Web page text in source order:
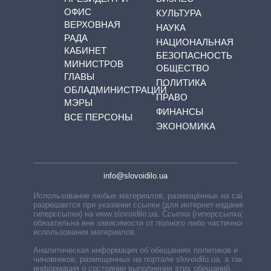
ОФИС
ВЕРХОВНАЯ
РАДА
КАБИНЕТ
МИНИСТРОВ
ГЛАВЫ
ОБЛАДМИНИСТРАЦИЙ
МЭРЫ
ВСЕ ПЕРСОНЫ
КУЛЬТУРА
НАУКА
НАЦИОНАЛЬНАЯ
БЕЗОПАСНОСТЬ
ОБЩЕСТВО
ПОЛИТИКА
ПРАВО
ФИНАНСЫ
ЭКОНОМИКА
info@slovoidilo.ua
Использование любых материалов, размещённых на сайте,
разрешается при указании ссылки (для интернет-изданий —
гиперссылки) на www.slovoidilo.ua. Ссылка (гиперссылка)
обязательна вне зависимости от полного либо частичного
использования материалов.
Аналитическая информация об обещаниях политиков и
чиновников, размещенных на портале slovoidilo.ua, а также
информация о состоянии выполнения этих обещаний,